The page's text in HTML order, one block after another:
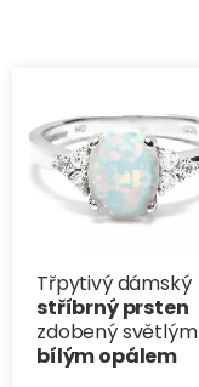
Třpytivý dámský
stříbrný prsten
zdobený světlým
bílým opálem